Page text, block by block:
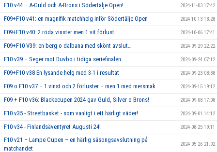
F10 v44 – A-Guld och A-Brons i Södertälje Open! 2024-11-03 17:42
F09+F10 v41: en magnifik matchhelg inför Södertälje Open 2024-10-13 18:28
F09+F10 v40: 2 röda vinster men 1 vit förlust 2024-10-06 17:41
F09+F10 V39: en berg o dalbana med skönt avslut… 2024-09-29 22:22
F10 v39 – Seger mot Duvbo i tidiga seriefinalen 2024-09-24 07:12
F09+F10 v38 En lysande helg med 3-1 i resultat 2024-09-23 08:38
F09 o F10 v37 – 1 vinst och 2 förluster – men 1 med mersmak 2024-09-15 19:12
F09 + F10 v36: Blackecupen 2024 gav Guld, Silver o Brons! 2024-09-08 17:08
F10 v35 - Streetbasket - som vanligt i ett härligt väder! 2024-09-01 14:12
F10 v34 - Finlandsäventyret Augusti 24! 2024-08-25 19:11
F10 v21 – Lampe Cupen – en härlig säsongsavslutning på
matchandet
2024-05-26 21:02